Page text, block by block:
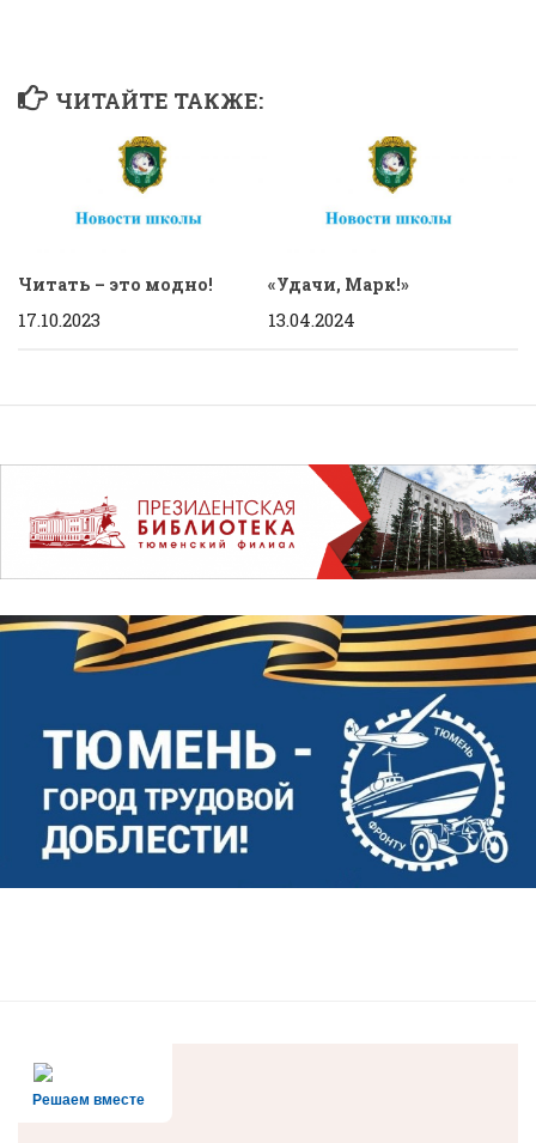
ЧИТАЙТЕ ТАКЖЕ:
Читать – это модно!
17.10.2023
«Удачи, Марк!»
13.04.2024
Решаем вместе